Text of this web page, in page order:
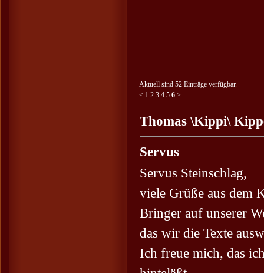
Aktuell sind 52 Einträge verfügbar.
< 1 2 3 4 5 6 >
Thomas \Kippi\
Servus
Servus Steinschlag,
viele Grüße aus dem
Bringer auf unserer
das wir die Texte
Ich freue mich, das